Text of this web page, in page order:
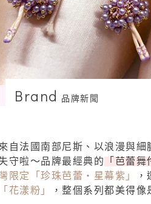
Brand 品牌新聞
自法國南部尼斯、以浪漫與細
守啦～品牌最經典的
「芭蕾舞
限定「珍珠芭蕾・星幕紫」
，
「花漾粉」
，整個系列都美得